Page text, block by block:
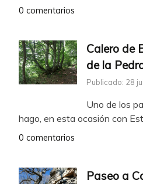
0 comentarios
Calero de
de la
Publicado: 28
Uno de los
hago, en esta ocasión con
0 comentarios
Paseo a